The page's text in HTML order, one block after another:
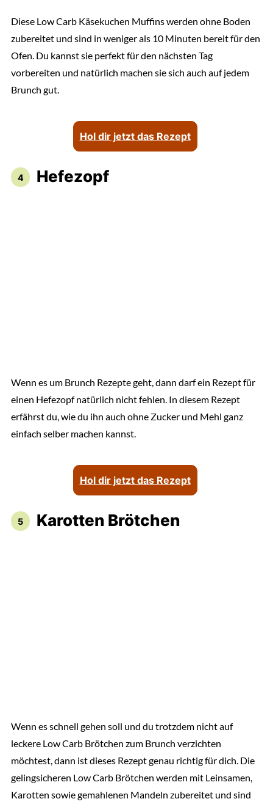
Diese Low Carb Käsekuchen Muffins werden ohne Boden
zubereitet und sind in weniger als 10 Minuten bereit für den
Ofen. Du kannst sie perfekt für den nächsten Tag
vorbereiten und natürlich machen sie sich auch auf jedem
Brunch gut.
Hol dir jetzt das Rezept
Hefezopf
Wenn es um Brunch Rezepte geht, dann darf ein Rezept für
einen Hefezopf natürlich nicht fehlen. In diesem Rezept
erfährst du, wie du ihn auch ohne Zucker und Mehl ganz
einfach selber machen kannst.
Hol dir jetzt das Rezept
Karotten Brötchen
Wenn es schnell gehen soll und du trotzdem nicht auf
leckere Low Carb Brötchen zum Brunch verzichten
möchtest, dann ist dieses Rezept genau richtig für dich. Die
gelingsicheren Low Carb Brötchen werden mit Leinsamen,
Karotten sowie gemahlenen Mandeln zubereitet und sind